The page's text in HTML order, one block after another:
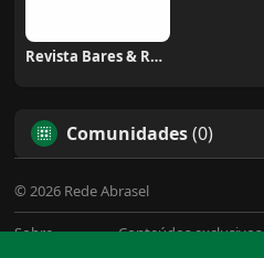
Revista Bares & Restaurantes
Comunidades(0)
© 2026 Rede Abrasel
Sobre Conteúdos exclusivos